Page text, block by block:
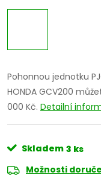
Pohonnou jednotku
HONDA GCV200
000 Kč. Detailní
Skladem 3 ks
Možnosti